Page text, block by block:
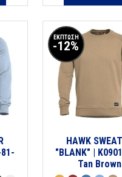
ΕΚΠΤΩΣΗ
-12%
HAWK
"BLANK" |
Tan Brown